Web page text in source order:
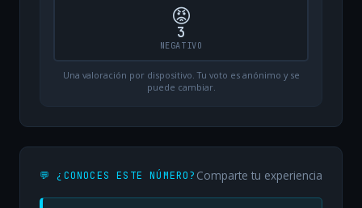
😡
3
NEGATIVO
Una valoración por dispositivo. Tu voto es anónimo y se
puede cambiar.
💬 ¿CONOCES ESTE NÚMERO? Comparte tu experiencia